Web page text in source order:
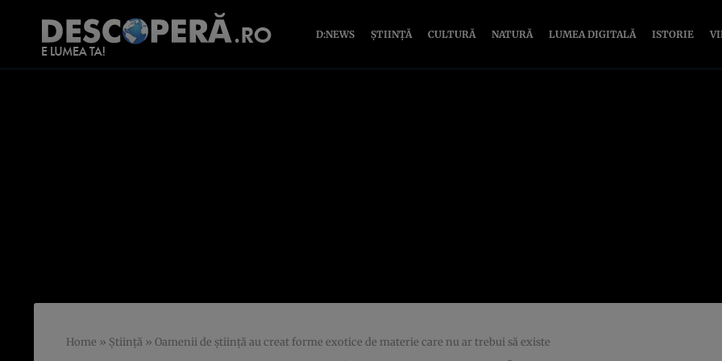
D:NEWS ȘTIINȚĂ CULTURĂ NATURĂ LUMEA DIGITALĂ ISTORIE
Home » Știință » Oamenii de știință au creat forme exotice de materie care nu ar trebui să existe